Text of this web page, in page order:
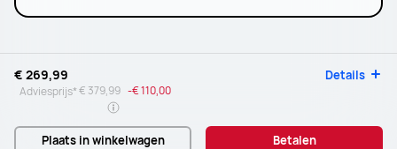
€ 269,99 Details
Adviesprijs*€ 379,99 -€ 110,00
Plaats in winkelwagen Betalen